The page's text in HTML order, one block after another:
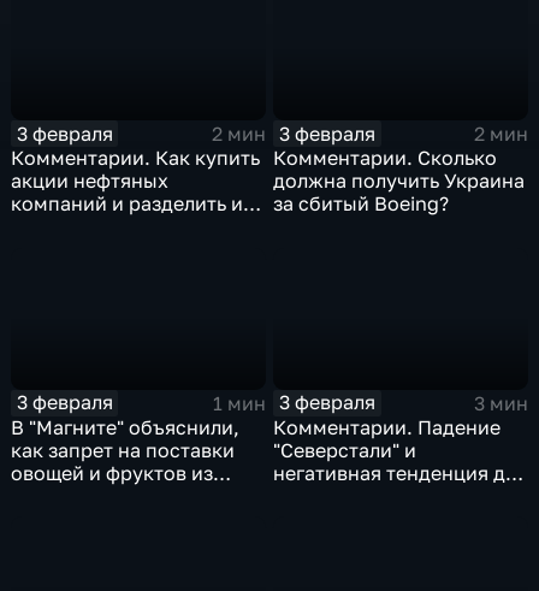
3 февраля
2 мин
Комментарии. Как купить
акции нефтяных
компаний и разделить их
3 февраля
2 мин
Комментарии. Сколько
должна получить Украина
за сбитый Boeing?
3 февраля
1 мин
В "Магните" объяснили,
как запрет на поставки
овощей и фруктов из
3 февраля
3 мин
Комментарии. Падение
"Северстали" и
негативная тенденция для